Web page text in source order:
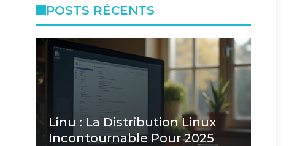
POSTS RÉCENTS
Linu : La Distribution Linux
Incontournable Pour 2025